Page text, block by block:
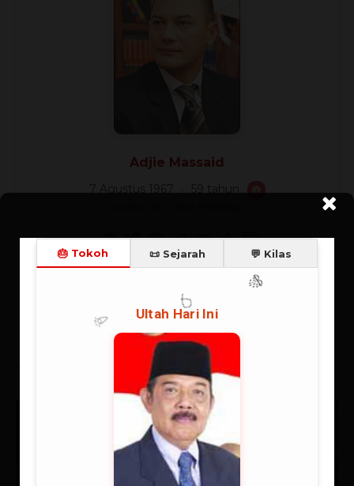
Adjie Massaid
7 Agustus 1967 59 tahun